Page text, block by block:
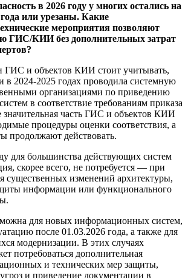
в 2026 году у многих остались на
или урезаны. Какие
мероприятия позволяют
ГИС/КИИ без дополнительных затрат
ГИС и объектов КИИ стоит учитывать,
2024-2025 годах проводила системную
организациями по приведению
в соответствие требованиям приказа
значительная часть ГИС и объектов КИИ
процедуры оценки соответствия, а
продолжают действовать.
для большинства действующих систем
скорее всего, не потребуется — при
существенных изменений архитектуры,
информации или функционального
для новых информационных систем,
после 01.03.2026 года, а также для
модернизации. В этих случаях
потребоваться дополнительная
и технических мер защиты,
и приведение документации в